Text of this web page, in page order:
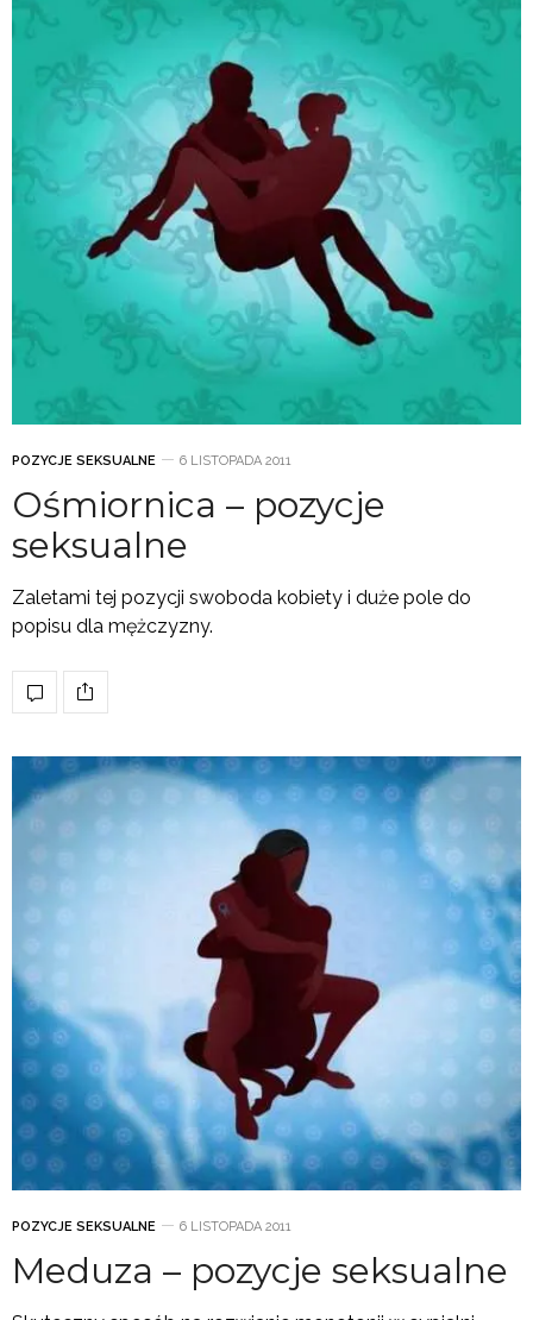
POZYCJE SEKSUALNE 6 LISTOPADA 2011
Ośmiornica – pozycje
seksualne
Zaletami tej pozycji swoboda kobiety i duże pole do
popisu dla mężczyzny.
POZYCJE SEKSUALNE 6 LISTOPADA 2011
Meduza – pozycje seksualne